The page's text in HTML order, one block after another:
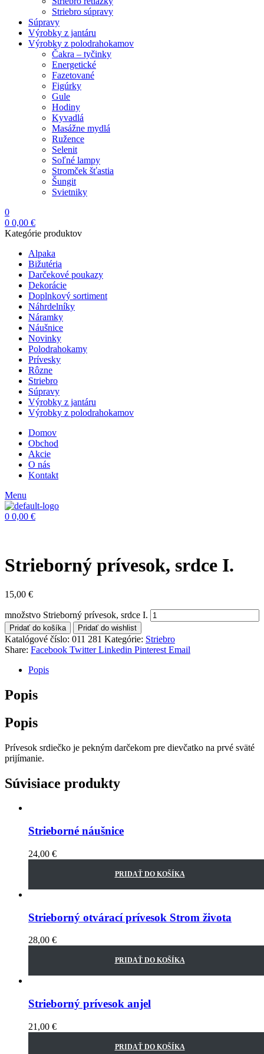
Striebro súpravy
Súpravy
Výrobky z jantáru
Výrobky z polodrahokamov
Čakra – tyčinky
Energetické
Fazetované
Figúrky
Gule
Hodiny
Kyvadlá
Masážne mydlá
Ružence
Selenit
Soľné lampy
Stromček šťastia
Šungit
Svietniky
0
0 0,00 €
Kategórie produktov
Alpaka
Bižutéria
Darčekové poukazy
Dekorácie
Doplnkový sortiment
Náhrdelníky
Náramky
Náušnice
Novinky
Polodrahokamy
Prívesky
Rôzne
Striebro
Súpravy
Výrobky z jantáru
Výrobky z polodrahokamov
Domov
Obchod
Akcie
O nás
Kontakt
Menu
0 0,00 €
Strieborný prívesok, srdce I.
15,00 €
množstvo Strieborný prívesok, srdce I.
Pridať do košíka Pridať do wishlist
Katalógové číslo: 011 281 Kategórie: Striebro
Share: Facebook Twitter Linkedin Pinterest Email
Popis
Popis
Popis
Prívesok srdiečko je pekným darčekom pre dievčatko na prvé sväté
prijímanie.
Súvisiace produkty
Strieborné náušnice
24,00 €
PRIDAŤ DO KOŠÍKA
Strieborný otvárací prívesok Strom života
28,00 €
PRIDAŤ DO KOŠÍKA
Strieborný prívesok anjel
21,00 €
PRIDAŤ DO KOŠÍKA